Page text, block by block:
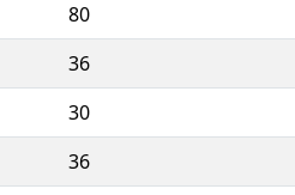
80
36
30
36